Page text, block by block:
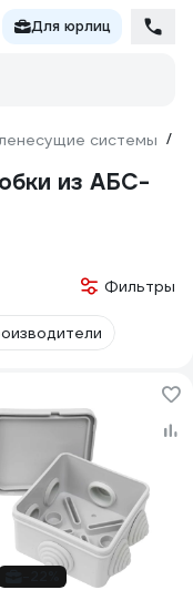
Для юрлиц
системы /
из АБС-
Фильтры